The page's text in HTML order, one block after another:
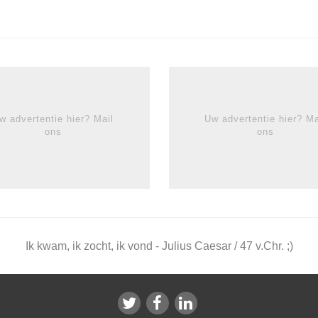
advertentie hier? Mail
ons
Uw advertentie hier?
ons
Ik kwam, ik zocht, ik vond - Julius Caesar / 47 v.Chr. ;)